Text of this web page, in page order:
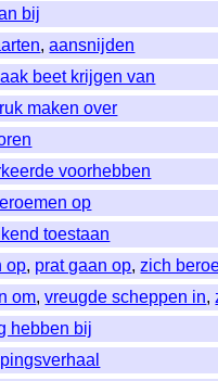
bij
,aansnijden
beet krijgen van
maken over
voorhebben
op
toestaan
op, prat gaan op,zich
om,vreugde scheppen in,
hebben bij